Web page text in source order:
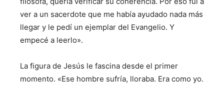
ver a un sacerdote que me había ayudado nada más
llegar y le pedí un ejemplar del Evangelio. Y
empecé a leerlo».
La figura de Jesús le fascina desde el primer
momento. «Ese hombre sufría, lloraba. Era como yo.